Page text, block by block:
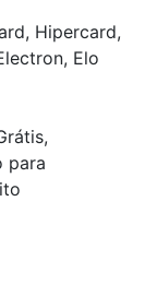
Hipercard,
Elo
para